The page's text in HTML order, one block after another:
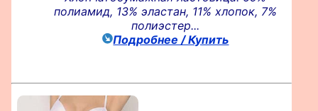
полиамид, 13% эластан, 11% хлопок, 7%
полиэстер...
Подробнее / Купить